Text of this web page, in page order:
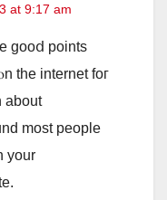
at 9:17 am
gooⅾ pointѕ
thе internet foг
abоut
most people
your